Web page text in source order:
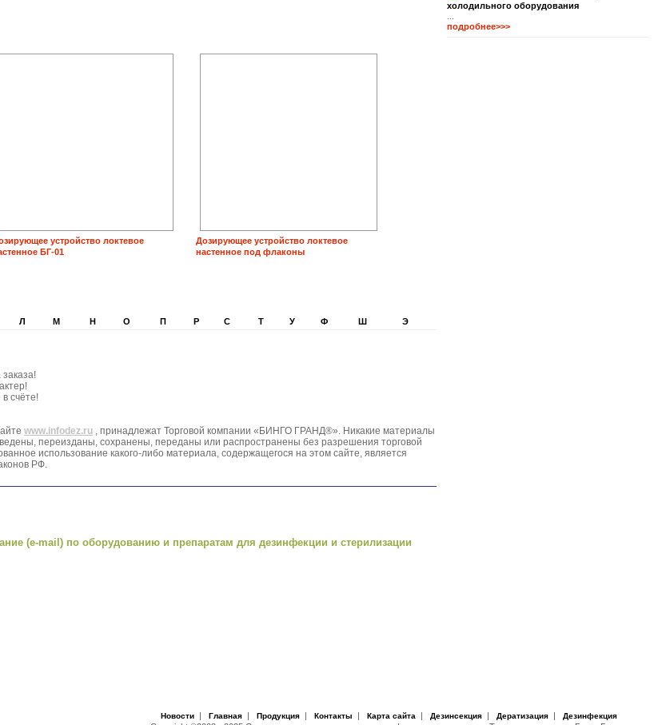
устройство локтевое
БГ-01
Дозирующее устройство локтевое
настенное под флаконы
Л М Н О П Р С Т У Ф Ш Э
счёте!
www.infodez.ru , принадлежат Торговой компании «БИНГО ГРАНД®». Никакие материалы
переизданы, сохранены, переданы или распространены без разрешения торговой
использование какого-либо материала, содержащегося на этом сайте, является
РФ.
(e-mail) по оборудованию и препаратам для дезинфекции и стерилизации
холодильного оборудования
подробнее>>>
Новости | Главная | Продукция | Контакты | Карта сайта | Дезинсекция | Дератизация | Дезинфекция